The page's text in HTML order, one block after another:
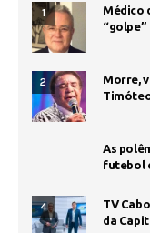
1
Médico
“golpe”
2
Morre,
As
futebol
4
TV
da